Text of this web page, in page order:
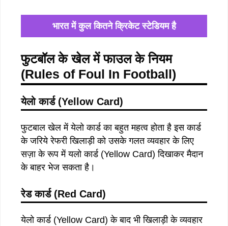
भारत में कुल कितने क्रिकेट स्टेडियम है
फुटबॉल के खेल में फाउल के नियम
(Rules of Foul In Football)
येलो कार्ड (Yellow Card)
फुटबाल खेल में येलो कार्ड का बहुत महत्व होता है इस कार्ड
के जरिये रेफरी खिलाड़ी को उसके गलत व्यवहार के लिए
सज़ा के रूप में यलो कार्ड (Yellow Card) दिखाकर मैदान
के बाहर भेज सकता है।
रेड कार्ड (Red Card)
येलो कार्ड (Yellow Card) के बाद भी खिलाड़ी के व्यवहार